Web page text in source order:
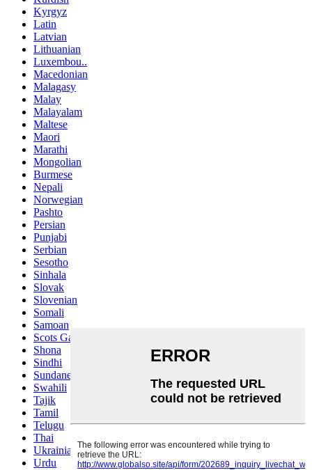
Kyrgyz
Latin
Latvian
Lithuanian
Luxembou..
Macedonian
Malagasy
Malay
Malayalam
Maltese
Maori
Marathi
Mongolian
Burmese
Nepali
Norwegian
Pashto
Persian
Punjabi
Serbian
Sesotho
Sinhala
Slovak
Slovenian
Somali
Samoan
Scots Gaelic
Shona
Sindhi
Sundanese
Swahili
Tajik
Tamil
Telugu
Thai
Ukrainian
Urdu